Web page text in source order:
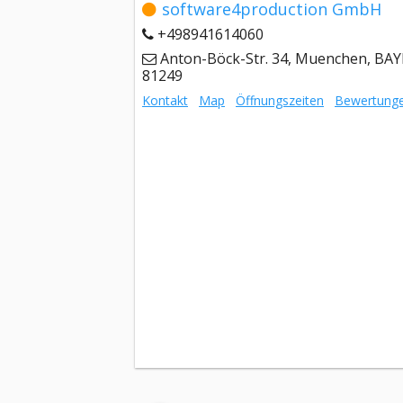
software4production GmbH
+498941614060
Anton-Böck-Str. 34, Muenchen,
81249
Kontakt Map Öffnungszeiten